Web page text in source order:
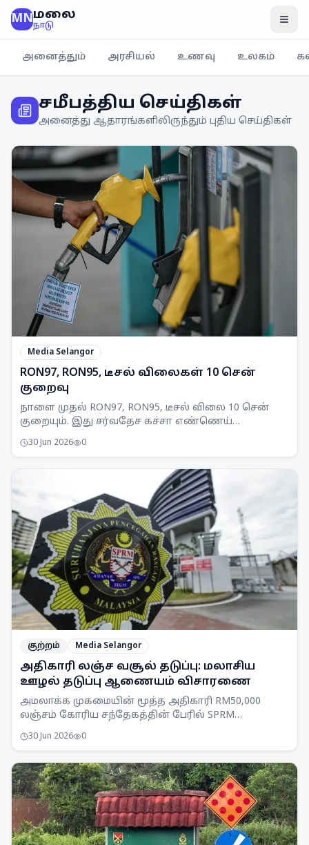
MNமலை
நாடு
அனைத்தும் அரசியல் உணவு உலகம்
சமீபத்திய செய்திகள்
அனைத்து ஆதாரங்களிலிருந்தும் புதிய செய்திகள்
Media Selangor
RON97, RON95, டீசல் விலைகள் 10 சென்
குறைவு
நாளை முதல் RON97, RON95, டீசல் விலை 10 சென்
குறையும். இது சர்வதேச கச்சா எண்ணெய்
30 Jun 2026 0
குற்றம் Media Selangor
அதிகாரி லஞ்ச வசூல் தடுப்பு: மலாசிய
ஊழல் தடுப்பு ஆணையம் விசாரணை
அமலாக்க முகமையின் மூத்த அதிகாரி RM50,000
லஞ்சம் கோரிய சந்தேகத்தின் பேரில் SPRM
30 Jun 2026 0